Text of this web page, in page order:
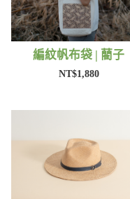
編紋帆布袋 | 藺子
NT$1,880